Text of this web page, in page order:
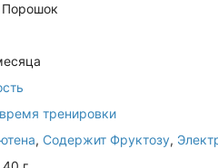
Порошок
тренировки
, Содержит Фруктозу,